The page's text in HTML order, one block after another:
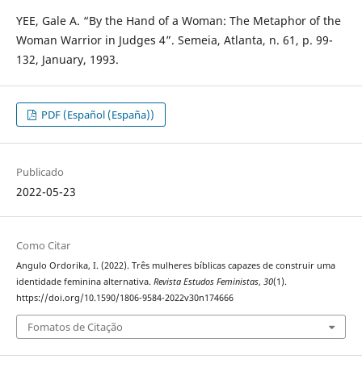
YEE, Gale A. “By the Hand of a Woman: The Metaphor of the
Woman Warrior in Judges 4”. Semeia, Atlanta, n. 61, p. 99-
132, January, 1993.
PDF (Español (España))
Publicado
2022-05-23
Como Citar
Angulo Ordorika, I. (2022). Três mulheres bíblicas capazes de construir uma
identidade feminina alternativa. Revista Estudos Feministas, 30(1).
https://doi.org/10.1590/1806-9584-2022v30n174666
Fomatos de Citação